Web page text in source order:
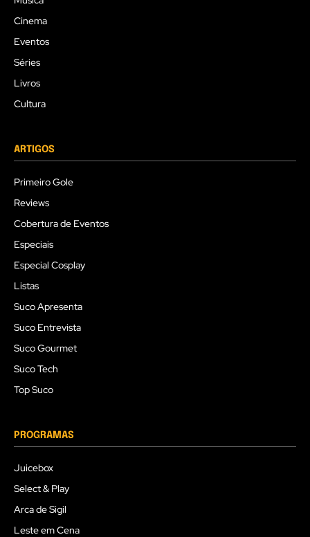
Cinema
Eventos
Séries
Livros
Cultura
ARTIGOS
Primeiro Gole
Reviews
Cobertura de Eventos
Especiais
Especial Cosplay
Listas
Suco Apresenta
Suco Entrevista
Suco Gourmet
Suco Tech
Top Suco
PROGRAMAS
Juicebox
Select & Play
Arca de Sigil
Leste em Cena